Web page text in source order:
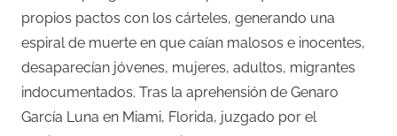
propios pactos con los cárteles, generando una
espiral de muerte en que caían malosos e inocentes,
desaparecían jóvenes, mujeres, adultos, migrantes
indocumentados. Tras la aprehensión de Genaro
García Luna en Miami, Florida, juzgado por el